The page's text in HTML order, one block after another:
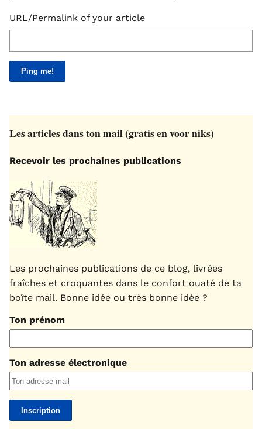
URL/Permalink of your article
Les articles dans ton mail (gratis en voor niks)
Recevoir les prochaines publications
Les prochaines publications de ce blog, livrées
fraîches et croquantes dans le confort ouaté de ta
boîte mail. Bonne idée ou très bonne idée ?
Ton prénom
Ton adresse électronique